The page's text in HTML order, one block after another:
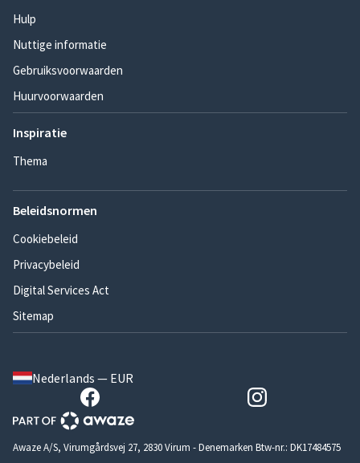
Hulp
Nuttige informatie
Gebruiksvoorwaarden
Huurvoorwaarden
Inspiratie
Thema
Beleidsnormen
Cookiebeleid
Privacybeleid
Digital Services Act
Sitemap
Nederlands — EUR
Awaze A/S, Virumgårdsvej 27, 2830 Virum - Denemarken Btw-nr.: DK17484575